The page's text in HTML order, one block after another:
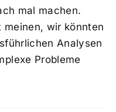
mal machen.
wir könnten
Analysen
Probleme